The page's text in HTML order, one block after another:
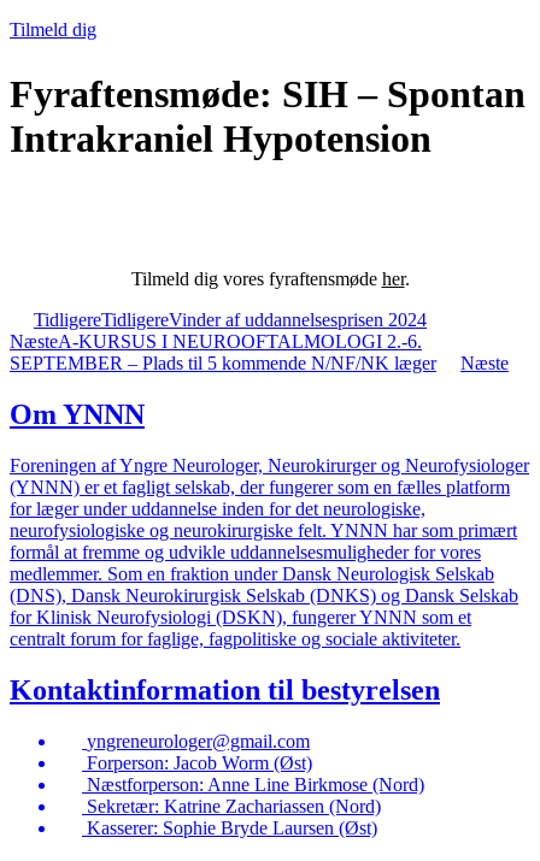
Tilmeld dig
Fyraftensmøde: SIH – Spontan
Intrakraniel Hypotension
Tilmeld dig vores fyraftensmøde her.
TidligereTidligereVinder af uddannelsesprisen 2024
NæsteA-KURSUS I NEUROOFTALMOLOGI 2.-6.
SEPTEMBER – Plads til 5 kommende N/NF/NK læger
Næste
Om YNNN
Foreningen af Yngre Neurologer, Neurokirurger og Neurofysiologer
(YNNN) er et fagligt selskab, der fungerer som en fælles platform
for læger under uddannelse inden for det neurologiske,
neurofysiologiske og neurokirurgiske felt. YNNN har som primært
formål at fremme og udvikle uddannelsesmuligheder for vores
medlemmer. Som en fraktion under Dansk Neurologisk Selskab
(DNS), Dansk Neurokirurgisk Selskab (DNKS) og Dansk Selskab
for Klinisk Neurofysiologi (DSKN), fungerer YNNN som et
centralt forum for faglige, fagpolitiske og sociale aktiviteter.
Kontaktinformation til bestyrelsen
yngreneurologer@gmail.com
Forperson: Jacob Worm (Øst)
Næstforperson: Anne Line Birkmose (Nord)
Sekretær: Katrine Zachariassen (Nord)
Kasserer: Sophie Bryde Laursen (Øst)